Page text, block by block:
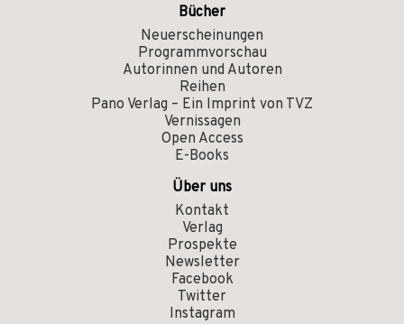
Bücher
Neuerscheinungen
Programmvorschau
Autorinnen und Autoren
Reihen
Pano Verlag – Ein Imprint von TVZ
Vernissagen
Open Access
E-Books
Über uns
Kontakt
Verlag
Prospekte
Newsletter
Facebook
Twitter
Instagram